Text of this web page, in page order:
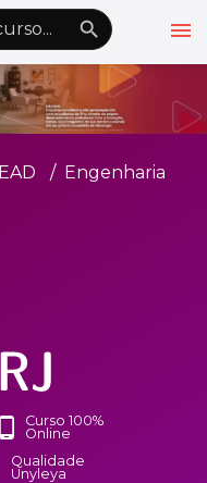
menu
nights_stay wb_sunny
ser Aluno
Engenharia
phone_android
Curso 100%
Online
Qualidade
Unyleya